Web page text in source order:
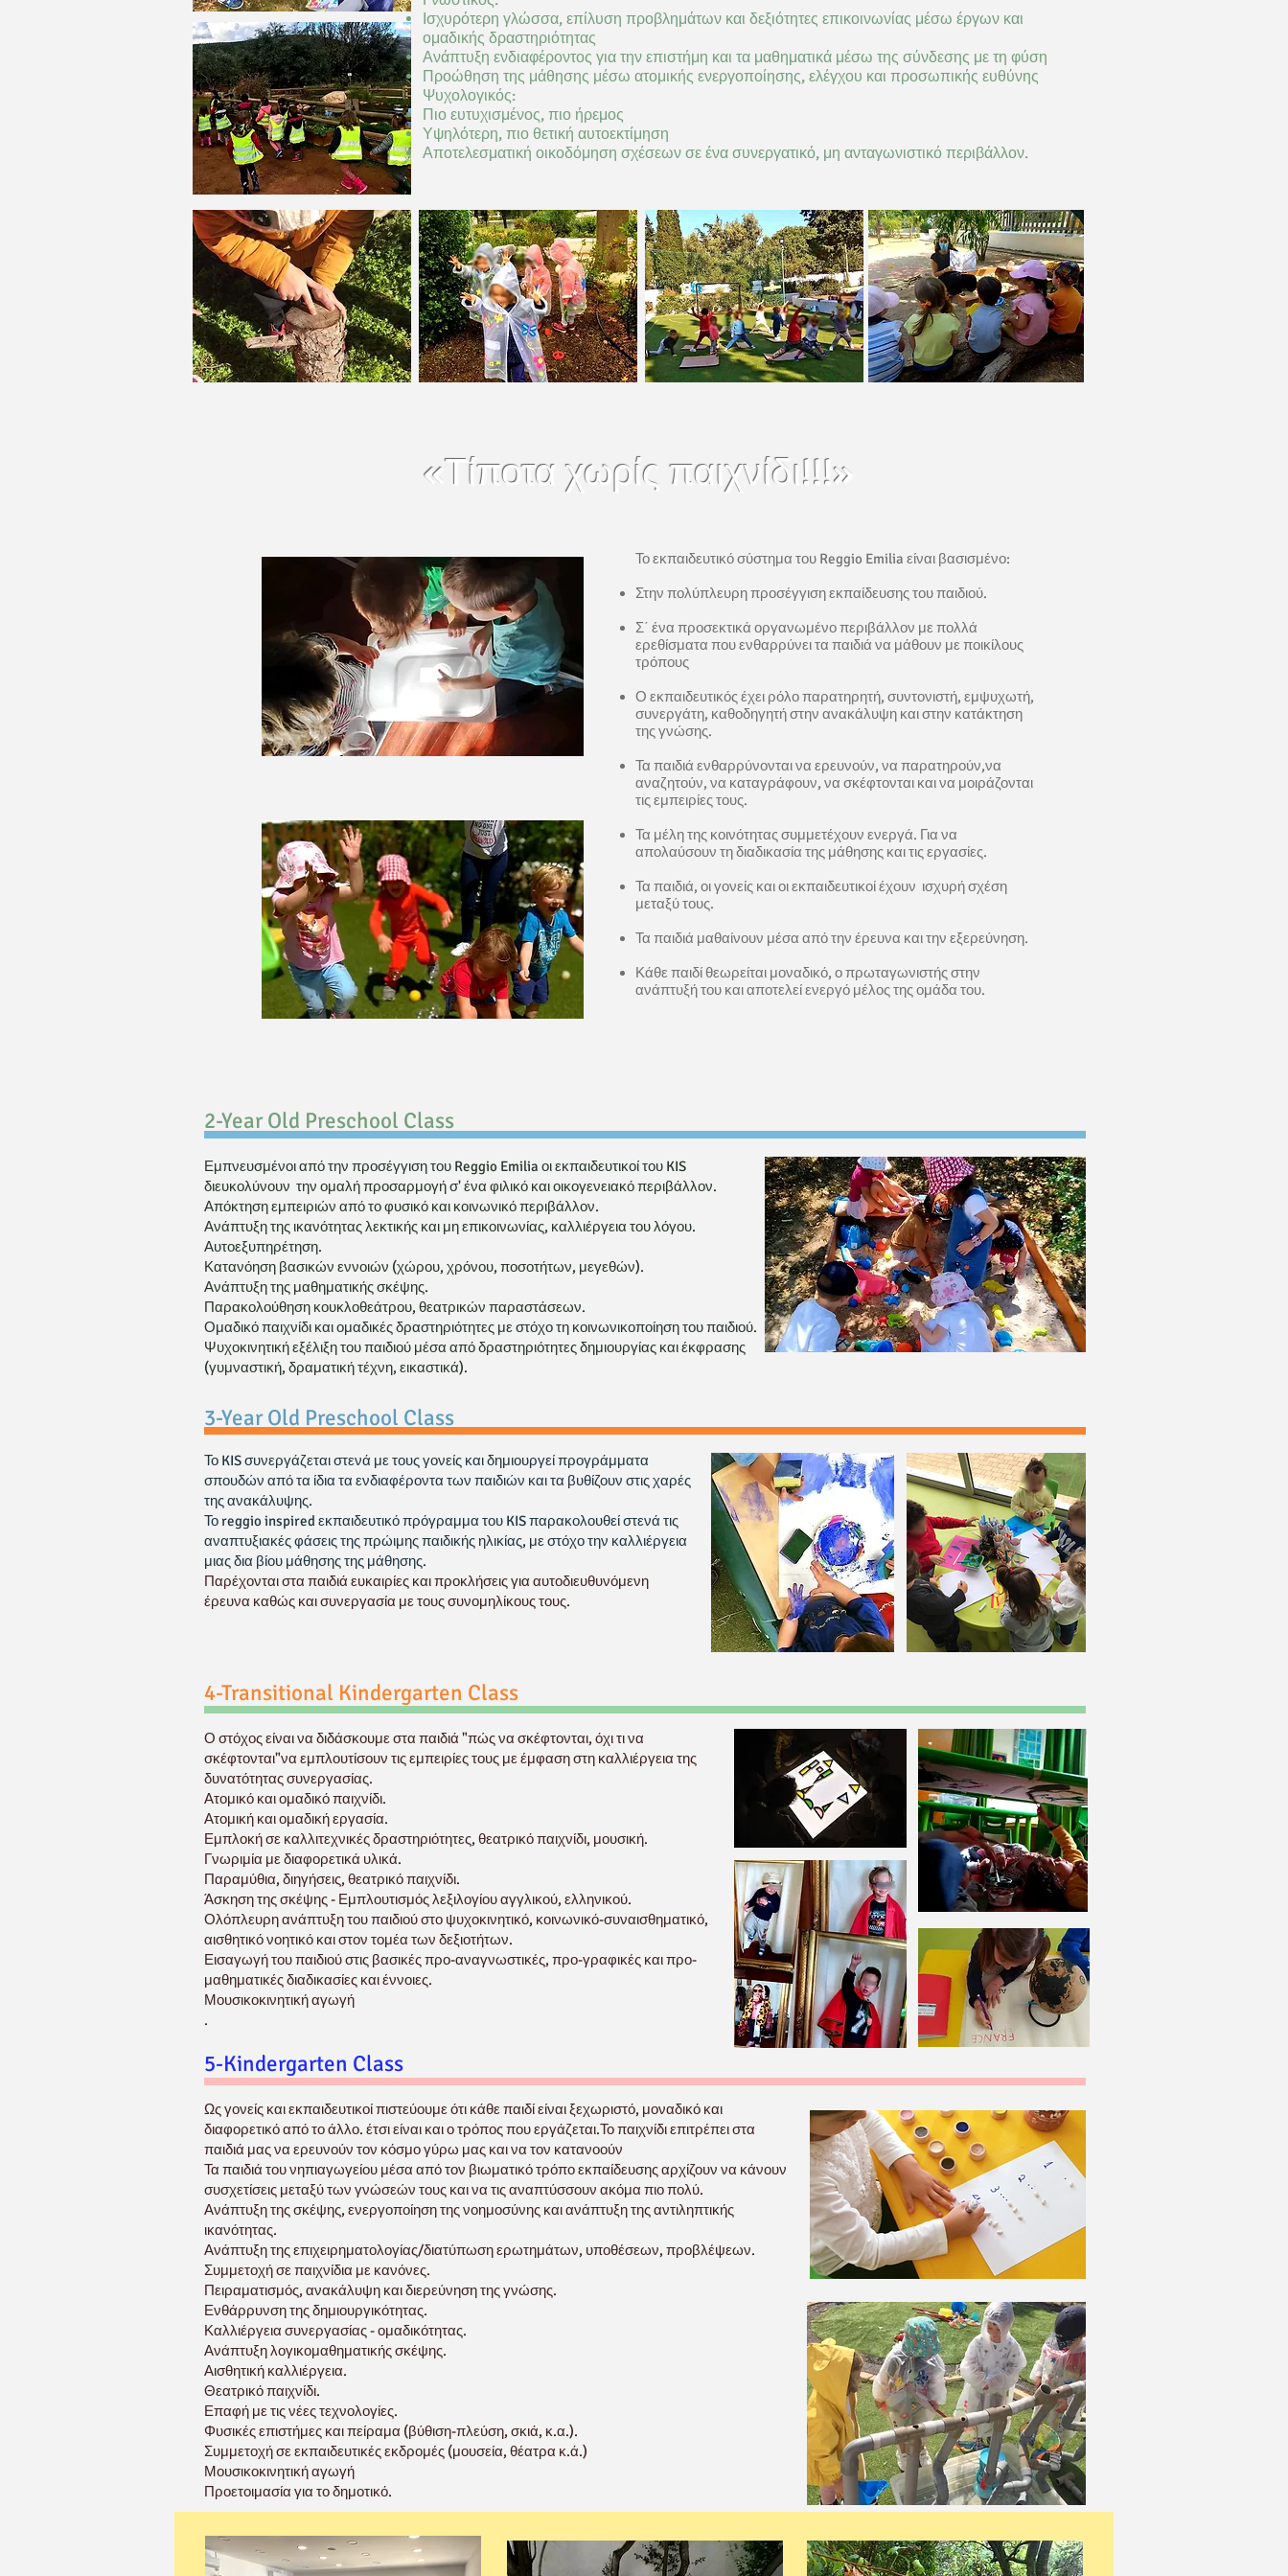
Ισχυρότερη γλώσσα, επίλυση προβλημάτων και δεξιότητες επικοινωνίας μέσω έργων και
ομαδικής δραστηριότητας
Ανάπτυξη ενδιαφέροντος για την επιστήμη και τα μαθηματικά μέσω της σύνδεσης με τη φύση
Προώθηση της μάθησης μέσω ατομικής ενεργοποίησης, ελέγχου και προσωπικής ευθύνης
Ψυχολογικός:
Πιο ευτυχισμένος, πιο ήρεμος
Υψηλότερη, πιο θετική αυτοεκτίμηση
Αποτελεσματική οικοδόμηση σχέσεων σε ένα συνεργατικό, μη ανταγωνιστικό περιβάλλον.
«Τίποτα χωρίς παιχνίδι!!!»
Το εκπαιδευτικό σύστημα του Reggio Emilia είναι βασισμένο:
Στην πολύπλευρη προσέγγιση εκπαίδευσης του παιδιού.
Σ΄ ένα προσεκτικά οργανωμένο περιβάλλον με πολλά
ερεθίσματα που ενθαρρύνει τα παιδιά να μάθουν με ποικίλους
τρόπους
Ο εκπαιδευτικός έχει ρόλο παρατηρητή, συντονιστή, εμψυχωτή,
συνεργάτη, καθοδηγητή στην ανακάλυψη και στην κατάκτηση
της γνώσης.
Τα παιδιά ενθαρρύνονται να ερευνούν, να παρατηρούν,να
αναζητούν, να καταγράφουν, να σκέφτονται και να μοιράζονται
τις εμπειρίες τους.
Τα μέλη της κοινότητας συμμετέχουν ενεργά. Για να
απολαύσουν τη διαδικασία της μάθησης και τις εργασίες.
Τα παιδιά, οι γονείς και οι εκπαιδευτικοί έχουν ισχυρή σχέση
μεταξύ τους.
Τα παιδιά μαθαίνουν μέσα από την έρευνα και την εξερεύνηση.
Κάθε παιδί θεωρείται μοναδικό, ο πρωταγωνιστής στην
ανάπτυξή του και αποτελεί ενεργό μέλος της ομάδα του.
​2-Year Old Preschool Class
Εμπνευσμένοι από την προσέγγιση του Reggio Emilia οι εκπαιδευτικοί του KIS
διευκολύνουν την ομαλή προσαρμογή σ' ένα φιλικό και οικογενειακό περιβάλλον.
Απόκτηση εμπειριών από το φυσικό και κοινωνικό περιβάλλον.
Ανάπτυξη της ικανότητας λεκτικής και μη επικοινωνίας, καλλιέργεια του λόγου.
Αυτοεξυπηρέτηση.
Κατανόηση βασικών εννοιών (χώρου, χρόνου, ποσοτήτων, μεγεθών).
Ανάπτυξη της μαθηματικής σκέψης.
Παρακολούθηση κουκλοθεάτρου, θεατρικών παραστάσεων.
Ομαδικό παιχνίδι και ομαδικές δραστηριότητες με στόχο τη κοινωνικοποίηση του παιδιού.
Ψυχοκινητική εξέλιξη του παιδιού μέσα από δραστηριότητες δημιουργίας και έκφρασης
(γυμναστική, δραματική τέχνη, εικαστικά).
​3-Year Old Preschool Class
Το KIS συνεργάζεται στενά με τους γονείς και δημιουργεί προγράμματα
σπουδών από τα ίδια τα ενδιαφέροντα των παιδιών και τα βυθίζουν στις χαρές
της ανακάλυψης.
Το reggio inspired εκπαιδευτικό πρόγραμμα του KIS παρακολουθεί στενά τις
αναπτυξιακές φάσεις της πρώιμης παιδικής ηλικίας, με στόχο την καλλιέργεια
μιας δια βίου μάθησης της μάθησης.
Παρέχονται στα παιδιά ευκαιρίες και προκλήσεις για αυτοδιευθυνόμενη
έρευνα καθώς και συνεργασία με τους συνομηλίκους τους.
4-Transitional Kindergarten Class
Ο στόχος είναι να διδάσκουμε στα παιδιά "πώς να σκέφτονται, όχι τι να
σκέφτονται"να εμπλουτίσουν τις εμπειρίες τους με έμφαση στη καλλιέργεια της
δυνατότητας συνεργασίας.
Ατομικό και ομαδικό παιχνίδι.
Ατομική και ομαδική εργασία.
Εμπλοκή σε καλλιτεχνικές δραστηριότητες, θεατρικό παιχνίδι, μουσική.
Γνωριμία με διαφορετικά υλικά.
Παραμύθια, διηγήσεις, θεατρικό παιχνίδι.
Άσκηση της σκέψης - Εμπλουτισμός λεξιλογίου αγγλικού, ελληνικού.
Ολόπλευρη ανάπτυξη του παιδιού στο ψυχοκινητικό, κοινωνικό-συναισθηματικό,
αισθητικό νοητικό και στον τομέα των δεξιοτήτων.
Εισαγωγή του παιδιού στις βασικές προ-αναγνωστικές, προ-γραφικές και προ-
μαθηματικές διαδικασίες και έννοιες.
Μουσικοκινητική αγωγή
.
5-Kindergarten Class
Ως γονείς και εκπαιδευτικοί πιστεύουμε ότι κάθε παιδί είναι ξεχωριστό, μοναδικό και
διαφορετικό από το άλλο. έτσι είναι και ο τρόπος που εργάζεται.Το παιχνίδι επιτρέπει στα
παιδιά μας να ερευνούν τον κόσμο γύρω μας και να τον κατανοούν
Τα παιδιά του νηπιαγωγείου μέσα από τον βιωματικό τρόπο εκπαίδευσης αρχίζουν να κάνουν
συσχετίσεις μεταξύ των γνώσεών τους και να τις αναπτύσσουν ακόμα πιο πολύ.
Ανάπτυξη της σκέψης, ενεργοποίηση της νοημοσύνης και ανάπτυξη της αντιληπτικής
ικανότητας.
Ανάπτυξη της επιχειρηματολογίας/διατύπωση ερωτημάτων, υποθέσεων, προβλέψεων.
Συμμετοχή σε παιχνίδια με κανόνες.
Πειραματισμός, ανακάλυψη και διερεύνηση της γνώσης.
Ενθάρρυνση της δημιουργικότητας.
Καλλιέργεια συνεργασίας - ομαδικότητας.
Ανάπτυξη λογικομαθηματικής σκέψης.
Αισθητική καλλιέργεια.
Θεατρικό παιχνίδι.
Επαφή με τις νέες τεχνολογίες.
Φυσικές επιστήμες και πείραμα (βύθιση-πλεύση, σκιά, κ.α.).
Συμμετοχή σε εκπαιδευτικές εκδρομές (μουσεία, θέατρα κ.ά.)
Μουσικοκινητική αγωγή
Προετοιμασία για το δημοτικό.
.